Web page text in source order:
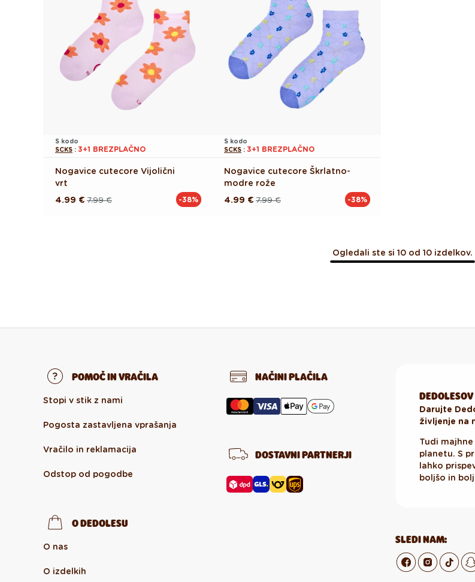
S kodo
SCKS : 3+1 BREZPLAČNO
Nogavice cutecore Vijolični
vrt
Redna 7.99 €
Akcijska
4.99 € -38%
S kodo
SCKS : 3+1 BREZPLAČNO
Nogavice cutecore Škrlatno-
modre rože
Redna 7.99 €
Akcijska
4.99 € -38%
Ogledali ste si 10 od 10 izdelkov.
POMOČ IN VRAČILA
Stopi v stik z nami
Pogosta zastavljena vprašanja
Vračilo in reklamacija
Odstop od pogodbe
O DEDOLESU
O nas
O izdelkih
NAČINI PLAČILA
DOSTAVNI PARTNERJI
Darujte
življenje na
Tudi
planetu. S
lahko
boljšo in
SLEDI NAM: